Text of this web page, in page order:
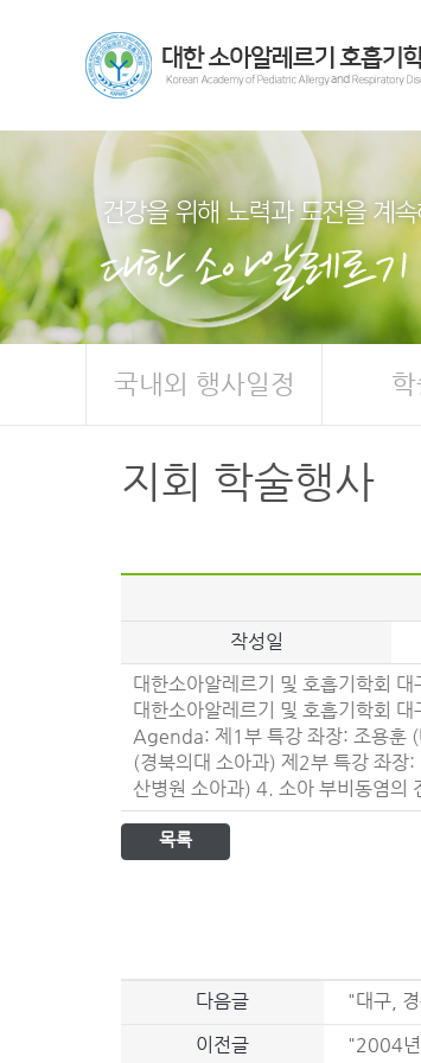
국내외 행사일정 학
지회 학술행사
작성일
대한소아알레르기 및 호흡기학회
대한소아알레르기 및 호흡기학회
Agenda: 제1부 특강 좌장: 조용훈
(경북의대 소아과) 제2부 특강 좌장
산병원 소아과) 4. 소아 부비동염의
목록
다음글 "대구,
이전글
"2004년